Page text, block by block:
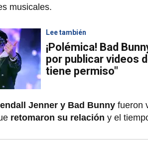
musicales.
Lee también
¡Polémica! Bad
por publicar videos
tiene permiso"
Jenner y Bad Bunny fueron
retomaron su relación y el